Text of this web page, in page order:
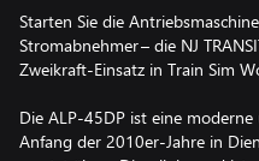
Starten Sie die
Stromabnehmer – die NJ
Zweikraft-Einsatz in Train Sim
Die ALP-45DP ist eine
Anfang der 2010er-Jahre in